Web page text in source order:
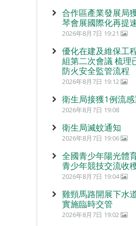
合作區產業發展局
琴會展國際化再提
2026年8月7日 19:21
優化在建及維保工
組第二次會議 梳理
防火安全監管流程
2026年8月7日 19:12
衛生局接獲1例流
2026年8月7日 19:08
衛生局滅蚊通知
2026年8月7日 19:06
全國青少年陽光體
青少年競技交流收
2026年8月7日 19:04
雞頸馬路開展下
實施臨時交管
2026年8月7日 19:02